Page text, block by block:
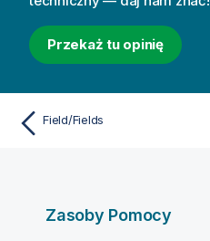
Przekaż tu opinię
Field/Fields
Zasoby Pomocy